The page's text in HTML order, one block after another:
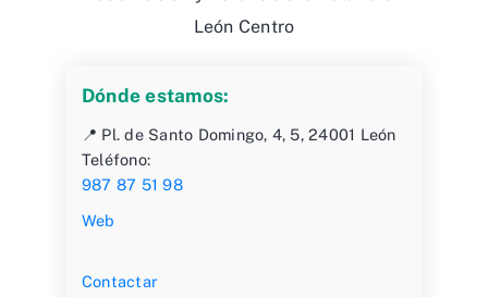
León Centro
Dónde estamos:
📍 Pl. de Santo Domingo, 4, 5, 24001 León
Teléfono:
987 87 51 98
Web
Contactar